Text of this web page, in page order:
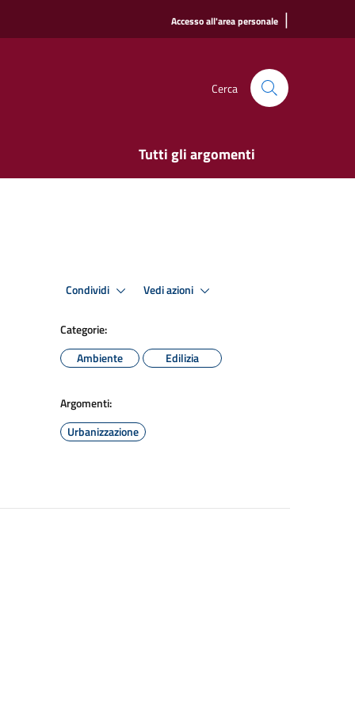
Accesso all'area personale |
Cerca
Tutti gli argomenti
Condividi Vedi azioni
Categorie:
Ambiente
Edilizia
Argomenti:
Urbanizzazione